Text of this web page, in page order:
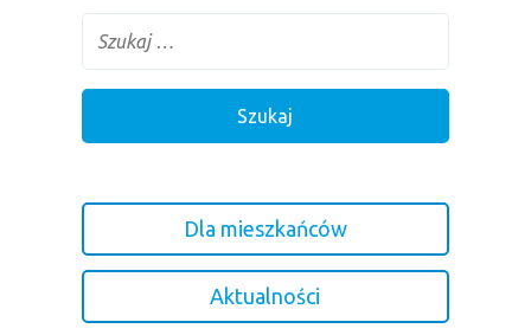
Dla mieszkańców
Aktualności